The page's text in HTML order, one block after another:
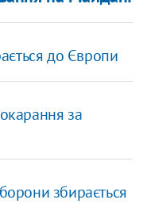
до Європи
за
збирається